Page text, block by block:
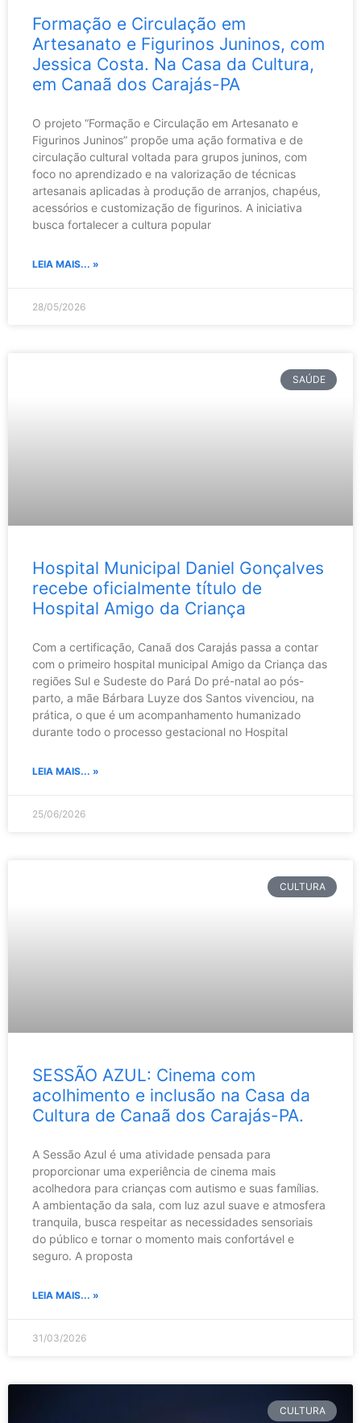
Formação e Circulação em
Artesanato e Figurinos Juninos, com
Jessica Costa. Na Casa da Cultura,
em Canaã dos Carajás-PA
O projeto “Formação e Circulação em Artesanato e
Figurinos Juninos” propõe uma ação formativa e de
circulação cultural voltada para grupos juninos, com
foco no aprendizado e na valorização de técnicas
artesanais aplicadas à produção de arranjos, chapéus,
acessórios e customização de figurinos. A iniciativa
busca fortalecer a cultura popular
LEIA MAIS... »
28/05/2026
SAÚDE
Hospital Municipal Daniel Gonçalves
recebe oficialmente título de
Hospital Amigo da Criança
Com a certificação, Canaã dos Carajás passa a contar
com o primeiro hospital municipal Amigo da Criança das
regiões Sul e Sudeste do Pará Do pré-natal ao pós-
parto, a mãe Bárbara Luyze dos Santos vivenciou, na
prática, o que é um acompanhamento humanizado
durante todo o processo gestacional no Hospital
LEIA MAIS... »
25/06/2026
CULTURA
SESSÃO AZUL: Cinema com
acolhimento e inclusão na Casa da
Cultura de Canaã dos Carajás-PA.
A Sessão Azul é uma atividade pensada para
proporcionar uma experiência de cinema mais
acolhedora para crianças com autismo e suas famílias.
A ambientação da sala, com luz azul suave e atmosfera
tranquila, busca respeitar as necessidades sensoriais
do público e tornar o momento mais confortável e
seguro. A proposta
LEIA MAIS... »
31/03/2026
CULTURA